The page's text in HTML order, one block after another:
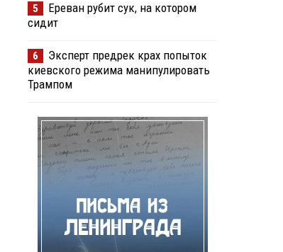
5
Ереван рубит сук, на котором
сидит
6
Эксперт предрек крах попыток
киевского режима манипулировать
Трампом